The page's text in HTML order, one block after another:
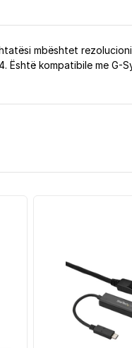
mbështet
kompatibile me G-